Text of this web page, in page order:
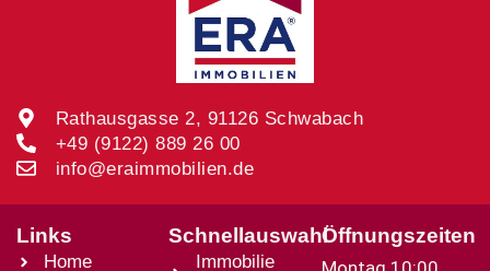
Rathausgasse 2, 91126 Schwabach
+49 (9122) 889 26 00
info@eraimmobilien.de
Links
Home
Schnellauswahl
Immobilie
Öffnungszeiten